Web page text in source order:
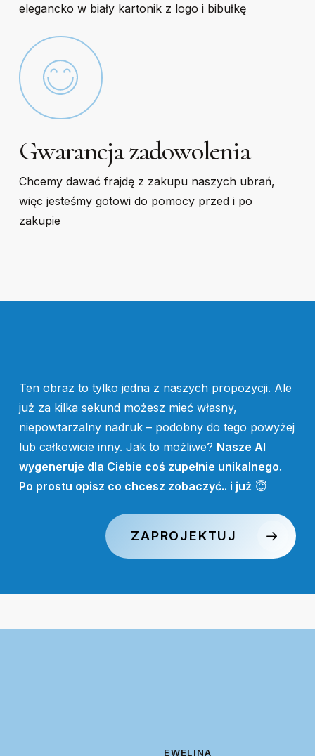
elegancko w biały kartonik z logo i bibułkę
Gwarancja zadowolenia
Chcemy dawać frajdę z zakupu naszych ubrań,
więc jesteśmy gotowi do pomocy przed i po
zakupie
Ten obraz to tylko jedna z naszych propozycji. Ale
już za kilka sekund możesz mieć własny,
niepowtarzalny nadruk – podobny do tego powyżej
lub całkowicie inny. Jak to możliwe? Nasze AI
wygeneruje dla Ciebie coś zupełnie unikalnego.
Po prostu opisz co chcesz zobaczyć.. i już 😇
ZAPROJEKTUJ
EWELINA